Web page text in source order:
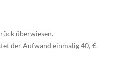
überwiesen.
der Aufwand einmalig 40,-€